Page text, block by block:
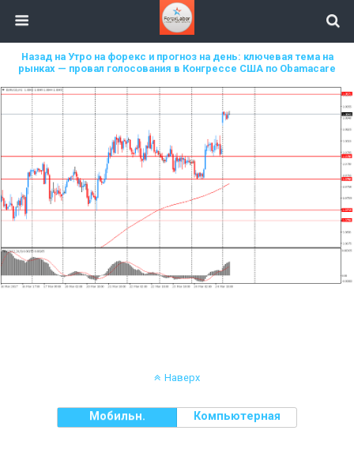
Назад на Утро на форекс и прогноз на день: ключевая тема на
рынках — провал голосования в Конгрессе США по Obamacare
Наверх
Мобильн. Компьютерная